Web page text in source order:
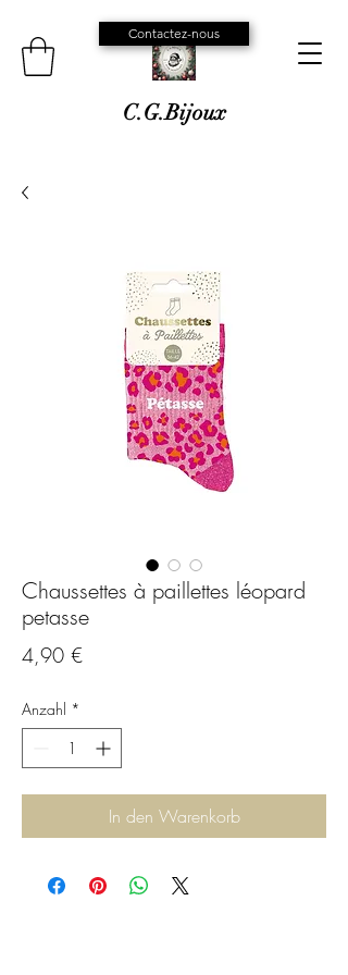
C.G.Bijoux
Contactez-nous
Chaussettes à paillettes léopard
petasse
4,90 €
Anzahl *
In den Warenkorb